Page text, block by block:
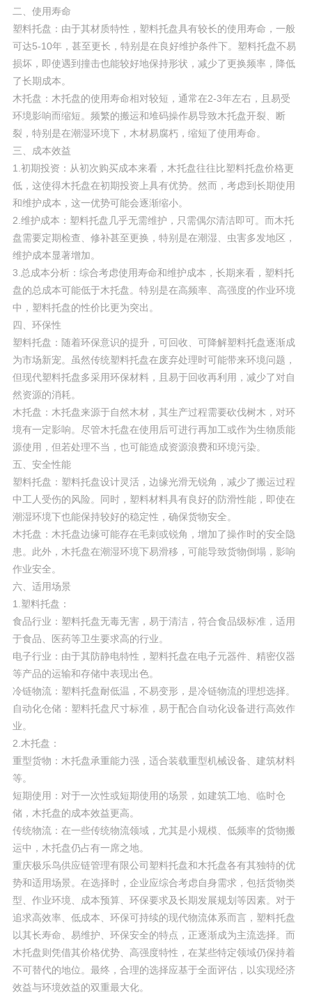
二、使用寿命
塑料托盘：由于其材质特性，塑料托盘具有较长的使用寿命，一般
可达5-10年，甚至更长，特别是在良好维护条件下。塑料托盘不易
损坏，即使遇到撞击也能较好地保持形状，减少了更换频率，降低
了长期成本。
木托盘：木托盘的使用寿命相对较短，通常在2-3年左右，且易受
环境影响而缩短。频繁的搬运和堆码操作易导致木托盘开裂、断
裂，特别是在潮湿环境下，木材易腐朽，缩短了使用寿命。
三、成本效益
1.初期投资：从初次购买成本来看，木托盘往往比塑料托盘价格更
低，这使得木托盘在初期投资上具有优势。然而，考虑到长期使用
和维护成本，这一优势可能会逐渐缩小。
2.维护成本：塑料托盘几乎无需维护，只需偶尔清洁即可。而木托
盘需要定期检查、修补甚至更换，特别是在潮湿、虫害多发地区，
维护成本显著增加。
3.总成本分析：综合考虑使用寿命和维护成本，长期来看，塑料托
盘的总成本可能低于木托盘。特别是在高频率、高强度的作业环境
中，塑料托盘的性价比更为突出。
四、环保性
塑料托盘：随着环保意识的提升，可回收、可降解塑料托盘逐渐成
为市场新宠。虽然传统塑料托盘在废弃处理时可能带来环境问题，
但现代塑料托盘多采用环保材料，且易于回收再利用，减少了对自
然资源的消耗。
木托盘：木托盘来源于自然木材，其生产过程需要砍伐树木，对环
境有一定影响。尽管木托盘在使用后可进行再加工或作为生物质能
源使用，但若处理不当，也可能造成资源浪费和环境污染。
五、安全性能
塑料托盘：塑料托盘设计灵活，边缘光滑无锐角，减少了搬运过程
中工人受伤的风险。同时，塑料材料具有良好的防滑性能，即使在
潮湿环境下也能保持较好的稳定性，确保货物安全。
木托盘：木托盘边缘可能存在毛刺或锐角，增加了操作时的安全隐
患。此外，木托盘在潮湿环境下易滑移，可能导致货物倒塌，影响
作业安全。
六、适用场景
1.塑料托盘：
食品行业：塑料托盘无毒无害，易于清洁，符合食品级标准，适用
于食品、医药等卫生要求高的行业。
电子行业：由于其防静电特性，塑料托盘在电子元器件、精密仪器
等产品的运输和存储中表现出色。
冷链物流：塑料托盘耐低温，不易变形，是冷链物流的理想选择。
自动化仓储：塑料托盘尺寸标准，易于配合自动化设备进行高效作
业。
2.木托盘：
重型货物：木托盘承重能力强，适合装载重型机械设备、建筑材料
等。
短期使用：对于一次性或短期使用的场景，如建筑工地、临时仓
储，木托盘的成本效益更高。
传统物流：在一些传统物流领域，尤其是小规模、低频率的货物搬
运中，木托盘仍占有一席之地。
重庆极乐鸟供应链管理有限公司塑料托盘和木托盘各有其独特的优
势和适用场景。在选择时，企业应综合考虑自身需求，包括货物类
型、作业环境、成本预算、环保要求及长期发展规划等因素。对于
追求高效率、低成本、环保可持续的现代物流体系而言，塑料托盘
以其长寿命、易维护、环保安全的特点，正逐渐成为主流选择。而
木托盘则凭借其价格优势、高强度特性，在某些特定领域仍保持着
不可替代的地位。最终，合理的选择应基于全面评估，以实现经济
效益与环境效益的双重最大化。